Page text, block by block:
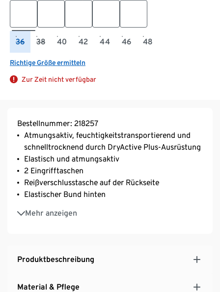
36 38 40 42 44 46 48
Richtige Größe ermitteln
Zur Zeit nicht verfügbar
Bestellnummer: 218257
Atmungsaktiv, feuchtigkeitstransportierend und
schnelltrocknend durch DryActive Plus-Ausrüstung
Elastisch und atmungsaktiv
2 Eingrifftaschen
Reißverschlusstasche auf der Rückseite
Elastischer Bund hinten
Mehr anzeigen
Mit Gürtelschlaufen
Mit recyceltem Material
Produktbeschreibung
Material & Pflege